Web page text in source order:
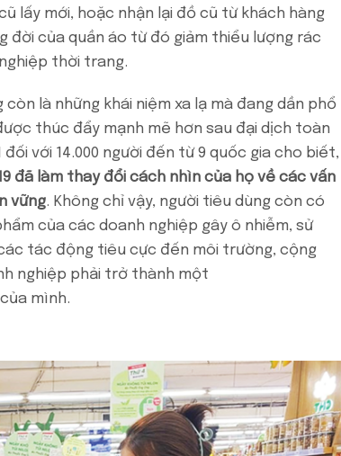
lấy mới, hoặc nhận lại đồ cũ từ khách hàng
đời của quần áo từ đó giảm thiểu lượng rác
thời trang.
là những khái niệm xa lạ mà đang dần phổ
thúc đẩy mạnh mẽ hơn sau đại dịch toàn
đối với 14.000 người đến từ 9 quốc gia cho biết,
đã làm thay đổi cách nhìn của họ về các vấn
vững. Không chỉ vậy, người tiêu dùng còn có
của các doanh nghiệp gây ô nhiễm, sử
tác động tiêu cực đến môi trường, cộng
nghiệp phải trở thành một
mình.